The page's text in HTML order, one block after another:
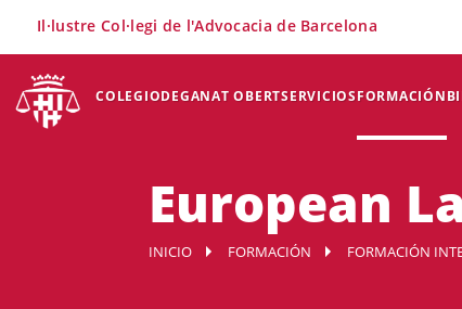
COLEGIODEGANAT OBERTSERVICIOSFORMACIÓN
Il·lustre Col·legi de l'Advocacia de Barcelona
European
INICIO FORMACIÓN FORMACIÓN